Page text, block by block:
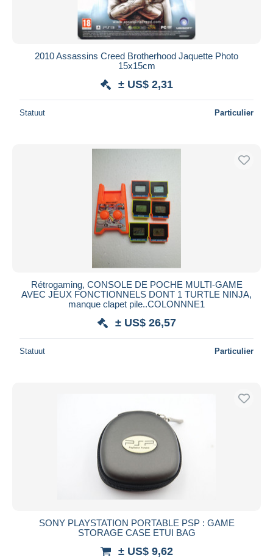
2010 Assassins Creed Brotherhood Jaquette Photo
15x15cm
± US$ 2,31
Statuut Particulier
Rétrogaming, CONSOLE DE POCHE MULTI-GAME
AVEC JEUX FONCTIONNELS DONT 1 TURTLE NINJA,
manque clapet pile..COLONNNE1
± US$ 26,57
Statuut Particulier
SONY PLAYSTATION PORTABLE PSP : GAME
STORAGE CASE ETUI BAG
± US$ 9,62